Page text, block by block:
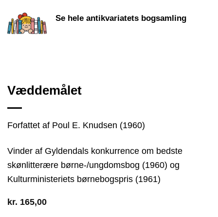
Se hele antikvariatets bogsamling
Væddemålet
Forfattet af Poul E. Knudsen (1960)
Vinder af Gyldendals konkurrence om bedste
skønlitterære børne-/ungdomsbog (1960) og
Kulturministeriets børnebogspris (1961)
kr. 165,00